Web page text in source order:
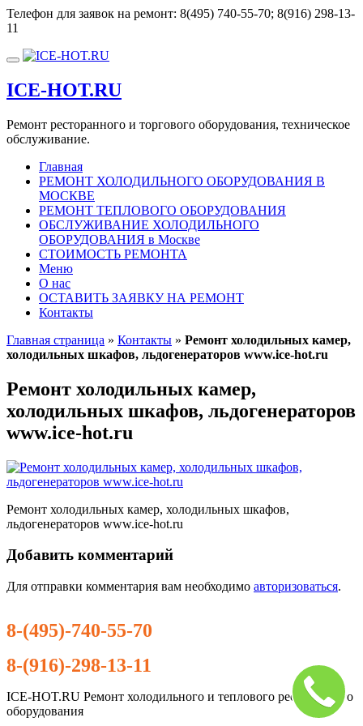
Перейти
к
Телефон для заявок на ремонт: 8(495) 740-55-70; 8(916) 298-13-
11
Показать/
навигацию
ICE-HOT.RU
Ремонт ресторанного и торгового оборудования, техническое
обслуживание.
Главная
РЕМОНТ ХОЛОДИЛЬНОГО ОБОРУДОВАНИЯ В
МОСКВЕ
РЕМОНТ ТЕПЛОВОГО ОБОРУДОВАНИЯ
ОБСЛУЖИВАНИЕ ХОЛОДИЛЬНОГО
ОБОРУДОВАНИЯ в Москве
СТОИМОСТЬ РЕМОНТА
Меню
О нас
ОСТАВИТЬ ЗАЯВКУ НА РЕМОНТ
Контакты
Главная страница » Контакты » Ремонт холодильных камер,
холодильных шкафов, льдогенераторов www.ice-hot.ru
Ремонт холодильных камер,
холодильных шкафов, льдогенераторов
www.ice-hot.ru
Ремонт холодильных камер, холодильных шкафов,
льдогенераторов www.ice-hot.ru
Добавить комментарий
Для отправки комментария вам необходимо авторизоваться.
8-(495)-740-55-70
8-(916)-298-13-11
ICE-HOT.RU Ремонт холодильного и теплового ресторанного
оборудования